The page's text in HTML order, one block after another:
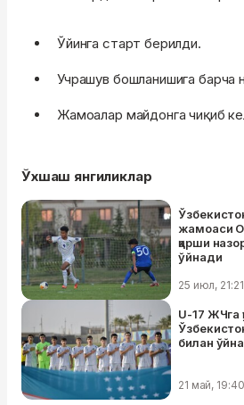
Ўйинга старт берилди.
Учрашув бошланишига барча
Жамоалар майдонга чиқиб
Ўхшаш янгиликлар
жамоаси
қарши
ўйнади
25 июл, 21:21
U-17 ЖЧга
билан
21 май, 19:40